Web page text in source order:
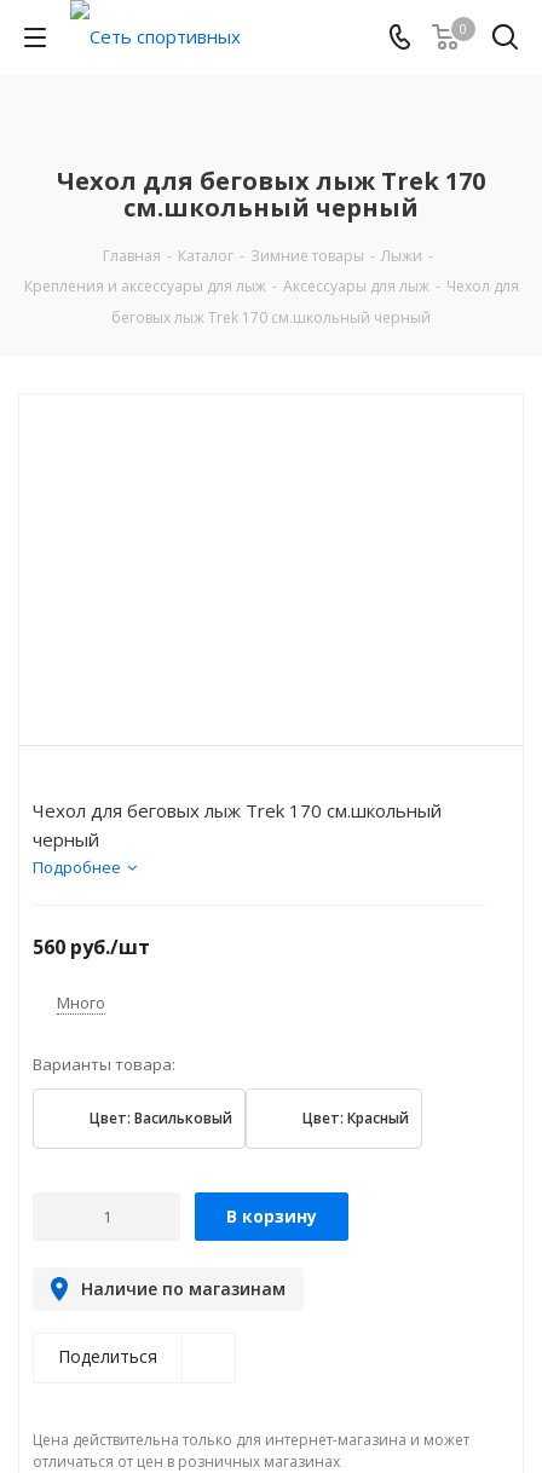
0
Чехол для беговых лыж Trek 170
см.школьный черный
Главная - Каталог - Зимние товары - Лыжи -
Крепления и аксессуары для лыж - Аксессуары для лыж - Чехол для
беговых лыж Trek 170 см.школьный черный
Чехол для беговых лыж Trek 170 см.школьный
черный
Подробнее
560 руб./шт
Много
Варианты товара:
Цвет: Васильковый Цвет: Красный
В корзину
Наличие по магазинам
Поделиться
Цена действительна только для интернет-магазина и может
отличаться от цен в розничных магазинах